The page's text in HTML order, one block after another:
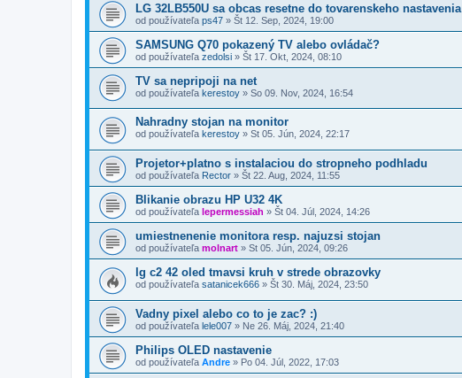
LG 32LB550U sa obcas resetne do tovarenskeho nastavenia
od používateľa ps47 » Št 12. Sep, 2024, 19:00
SAMSUNG Q70 pokazený TV alebo ovládač?
od používateľa zedolsi » Št 17. Okt, 2024, 08:10
TV sa nepripoji na net
od používateľa kerestoy » So 09. Nov, 2024, 16:54
Nahradny stojan na monitor
od používateľa kerestoy » St 05. Jún, 2024, 22:17
Projetor+platno s instalaciou do stropneho podhladu
od používateľa Rector » Št 22. Aug, 2024, 11:55
Blikanie obrazu HP U32 4K
od používateľa lepermessiah » Št 04. Júl, 2024, 14:26
umiestnenenie monitora resp. najuzsi stojan
od používateľa molnart » St 05. Jún, 2024, 09:26
lg c2 42 oled tmavsi kruh v strede obrazovky
od používateľa satanicek666 » Št 30. Máj, 2024, 23:50
Vadny pixel alebo co to je zac? :)
od používateľa lele007 » Ne 26. Máj, 2024, 21:40
Philips OLED nastavenie
od používateľa Andre » Po 04. Júl, 2022, 17:03